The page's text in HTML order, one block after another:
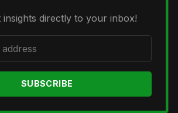
insights directly to your inbox!
SUBSCRIBE